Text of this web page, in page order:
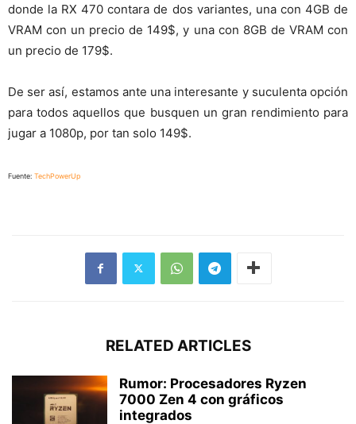
donde la RX 470 contara de dos variantes, una con 4GB de
VRAM con un precio de 149$, y una con 8GB de VRAM con
un precio de 179$.
De ser así, estamos ante una interesante y suculenta opción
para todos aquellos que busquen un gran rendimiento para
jugar a 1080p, por tan solo 149$.
Fuente: TechPowerUp
RELATED ARTICLES
Rumor: Procesadores Ryzen
7000 Zen 4 con gráficos
integrados